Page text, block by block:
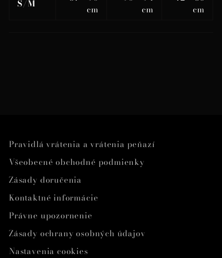
S/M
cm
cm
cm
Pravidlá vrátenia a vrátenia peňazí
Všeobecné obchodné podmienky
Zásady doručenia
Kontaktné informácie
Právne upozornenie
Zásady ochrany osobných údajov
Nastavenia cookies